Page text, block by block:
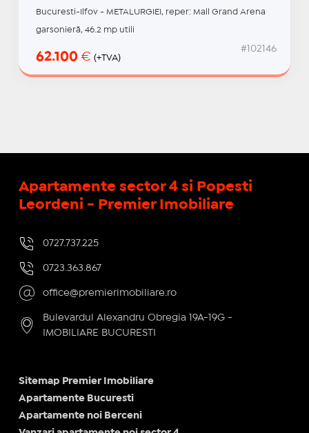
Bucuresti-Ilfov - METALURGIEI, reper: Mall Grand Arena
garsonieră, 46.2 mp utili
62.100 € (+TVA)
#102146
Apartamente sector 4 si Popesti
Leordeni - Premier Imobiliare
0727.737.225
0723.363.867
office@premierimobiliare.ro
Bulevardul Alexandru Obregia 19A-19G -
IMOBILIARE BUCURESTI
Sitemap Premier Imobiliare
Apartamente Bucuresti
Apartamente noi Berceni